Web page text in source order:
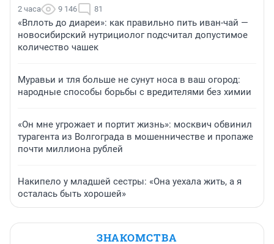
2 часа 9 146 81
«Вплоть до диареи»: как правильно пить иван-чай —
новосибирский нутрициолог подсчитал допустимое
количество чашек
Муравьи и тля больше не сунут носа в ваш огород:
народные способы борьбы с вредителями без химии
«Он мне угрожает и портит жизнь»: москвич обвинил
турагента из Волгограда в мошенничестве и пропаже
почти миллиона рублей
Накипело у младшей сестры: «Она уехала жить, а я
осталась быть хорошей»
ЗНАКОМСТВА